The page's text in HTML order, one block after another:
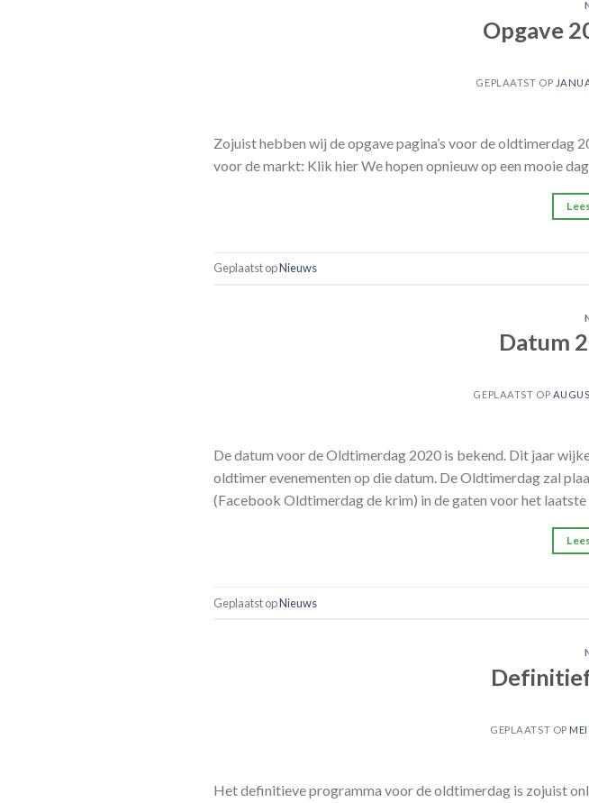
Opgave
GEPLAATST OP
Zojuist hebben wij de opgave pagina’s voor de oldtimerdag
voor de markt: Klik hier We hopen opnieuw op een mooie
Geplaatst opNieuws
Datum
GEPLAATST OP
De datum voor de Oldtimerdag 2020 is bekend. Dit jaar
oldtimer evenementen op die datum. De Oldtimerdag zal
(Facebook Oldtimerdag de krim) in de gaten voor het
Geplaatst opNieuws
GEPLAATST OP
Het definitieve programma voor de oldtimerdag is zojuist